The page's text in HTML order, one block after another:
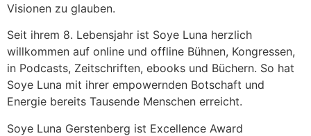
Visionen zu glauben.
Seit ihrem 8. Lebensjahr ist Soye Luna herzlich
willkommen auf online und offline Bühnen, Kongressen,
in Podcasts, Zeitschriften, ebooks und Büchern. So hat
Soye Luna mit ihrer empowernden Botschaft und
Energie bereits Tausende Menschen erreicht.
Soye Luna Gerstenberg ist Excellence Award